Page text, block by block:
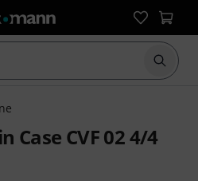
Suche
Case CVF 02 4/4
aus 15 Kundenbewertungen